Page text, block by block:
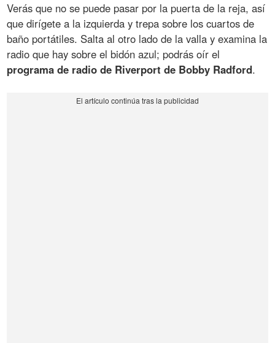
Verás que no se puede pasar por la puerta de la reja, así
que dirígete a la izquierda y trepa sobre los cuartos de
baño portátiles. Salta al otro lado de la valla y examina la
radio que hay sobre el bidón azul; podrás oír el
programa de radio de Riverport de Bobby Radford.